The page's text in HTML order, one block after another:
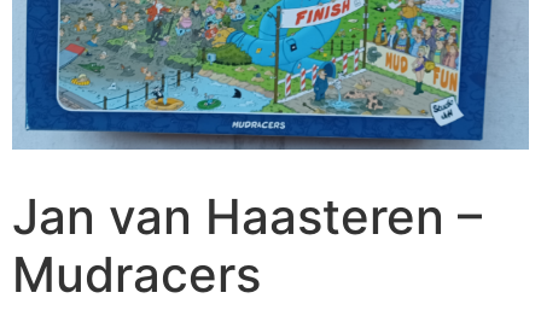
Jan van Haasteren –
Mudracers